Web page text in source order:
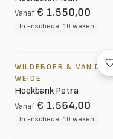
Vanaf € 1.550,00
In Enschede: 10 weken
WILDEBOER & VAN DER
WEIDE
Hoekbank Petra
Vanaf € 1.564,00
In Enschede: 10 weken